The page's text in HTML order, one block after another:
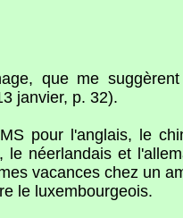
que me
janvier, p. 32).
pour l'anglais, le
néerlandais et
vacances chez un
le luxembourgeois.